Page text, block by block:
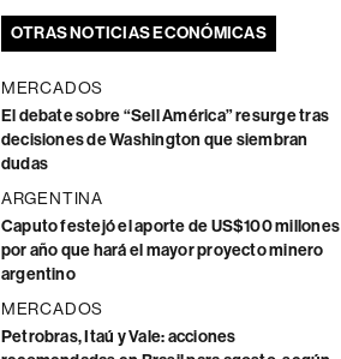
OTRAS NOTICIAS ECONÓMICAS
MERCADOS
El debate sobre “Sell América” resurge tras
decisiones de Washington que siembran
dudas
ARGENTINA
Caputo festejó el aporte de US$100 millones
por año que hará el mayor proyecto minero
argentino
MERCADOS
Petrobras, Itaú y Vale: acciones